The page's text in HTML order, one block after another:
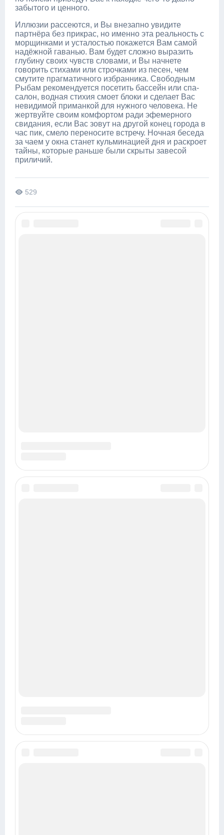
забытого и ценного.
Иллюзии рассеются, и Вы внезапно увидите
партнёра без прикрас, но именно эта реальность с
морщинками и усталостью покажется Вам самой
надёжной гаванью. Вам будет сложно выразить
глубину своих чувств словами, и Вы начнете
говорить стихами или строчками из песен, чем
смутите прагматичного избранника. Свободным
Рыбам рекомендуется посетить бассейн или спа-
салон, водная стихия смоет блоки и сделает Вас
невидимой приманкой для нужного человека. Не
жертвуйте своим комфортом ради эфемерного
свидания, если Вас зовут на другой конец города в
час пик, смело переносите встречу. Ночная беседа
за чаем у окна станет кульминацией дня и раскроет
тайны, которые раньше были скрыты завесой
приличий.
529
Гороскоп на неделю с 10 по 16 августа 2026
НАШИ ГРУППЫ